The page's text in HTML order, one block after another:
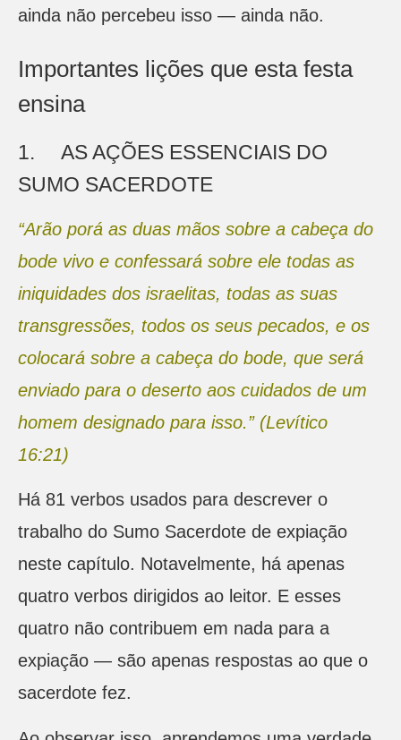
ainda não percebeu isso — ainda não.
Importantes lições que esta festa
ensina
1. AS AÇÕES ESSENCIAIS DO
SUMO SACERDOTE
“Arão porá as duas mãos sobre a cabeça do
bode vivo e confessará sobre ele todas as
iniquidades dos israelitas, todas as suas
transgressões, todos os seus pecados, e os
colocará sobre a cabeça do bode, que será
enviado para o deserto aos cuidados de um
homem designado para isso.” (Levítico
16:21)
Há 81 verbos usados para descrever o
trabalho do Sumo Sacerdote de expiação
neste capítulo. Notavelmente, há apenas
quatro verbos dirigidos ao leitor. E esses
quatro não contribuem em nada para a
expiação — são apenas respostas ao que o
sacerdote fez.